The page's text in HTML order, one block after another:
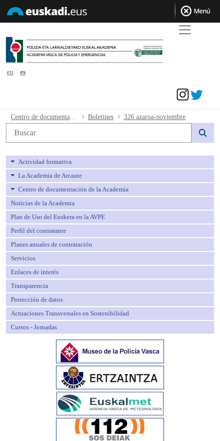
eu
es
326 azaroa-noviembre - avpe
Boletines 326 azaroa-noviembre
Búsqueda web
Actividad formativa
La Academia de Arcaute
Centro de documentación de la Academia
Noticias de la Academia
Plan de Uso del Euskera en la AVPE
Perfil del contratante
Planes anuales de contratación
Servicios
Enlaces de interés
Transparencia
Protección de datos
Actuaciones Transversales en Sostenibilidad
Cursos - Jornadas